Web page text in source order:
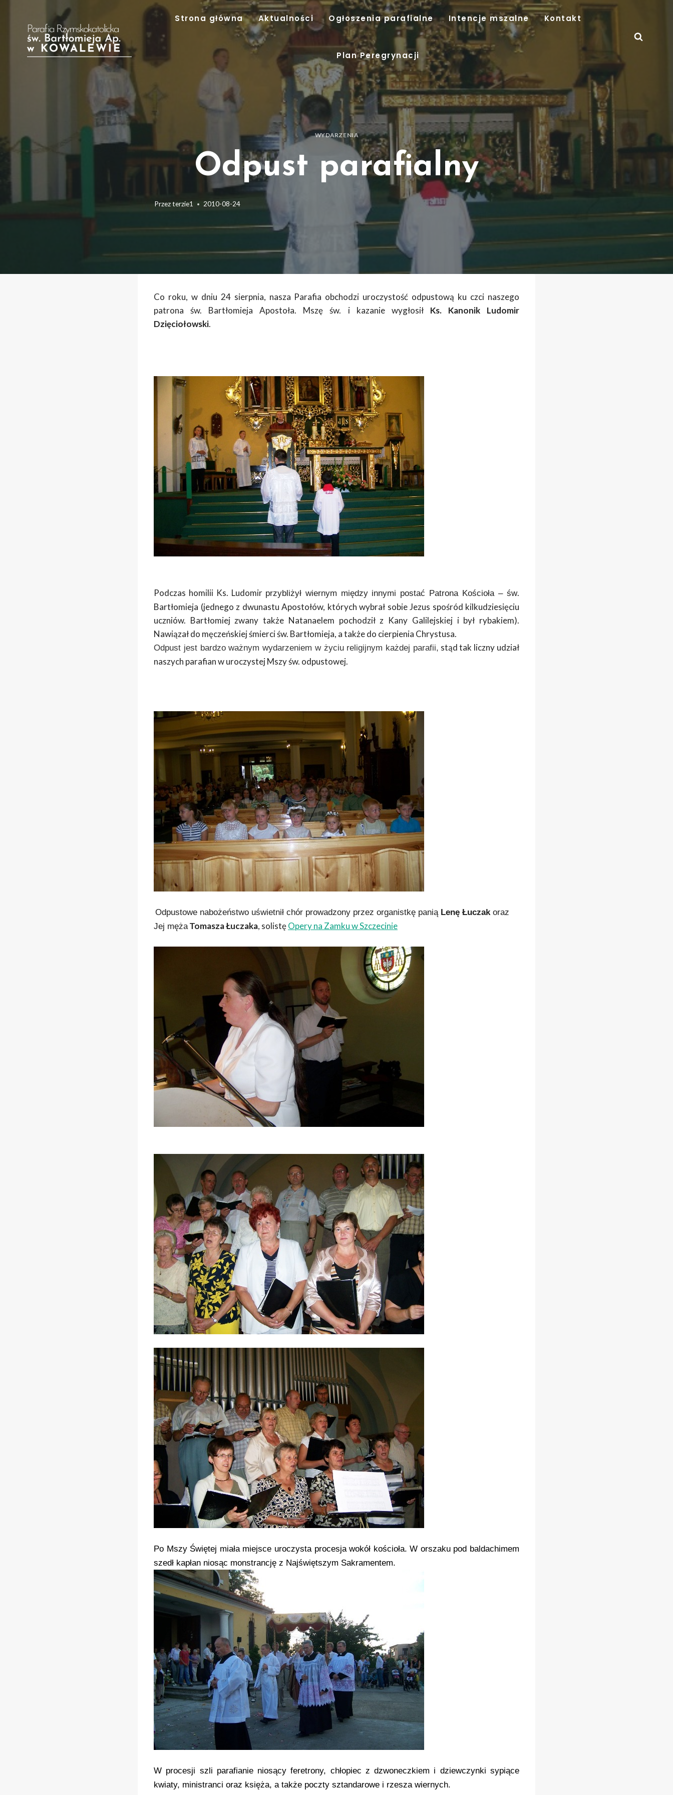
Strona główna Aktualności Ogłoszenia parafialne Intencje mszalne Kontakt
Plan Peregrynacji
WYDARZENIA
Odpust parafialny
Przezterzie1 2010-08-24
Co roku, w dniu 24 sierpnia, nasza Parafia obchodzi uroczystość odpustową ku czci naszego
patrona św. Bartłomieja Apostoła. Mszę św. i kazanie wygłosił Ks. Kanonik Ludomir
Dzięciołowski.
Podczas homilii Ks. Ludomir przybliżył wiernym między innymi postać Patrona Kościoła – św.
Bartłomieja (jednego z dwunastu Apostołów, których wybrał sobie Jezus spośród kilkudziesięciu
uczniów. Bartłomiej zwany także Natanaelem pochodził z Kany Galilejskiej i był rybakiem).
Nawiązał do męczeńskiej śmierci św. Bartłomieja, a także do cierpienia Chrystusa.
Odpust jest bardzo ważnym wydarzeniem w życiu religijnym każdej parafii, stąd tak liczny udział
naszych parafian w uroczystej Mszy św. odpustowej.
Odpustowe nabożeństwo uświetnił chór prowadzony przez organistkę panią Lenę Łuczakoraz
Jej męża Tomasza Łuczaka, solistęOpery na Zamku w Szczecinie
Po Mszy Świętej miała miejsce uroczysta procesja wokół kościoła. W orszaku pod baldachimem
szedł kapłan niosąc monstrancję z Najświętszym Sakramentem.
W procesji szli parafianie niosący feretrony, chłopiec z dzwoneczkiem i dziewczynki sypiące
kwiaty, ministranci oraz księża, a także poczty sztandarowe i rzesza wiernych.